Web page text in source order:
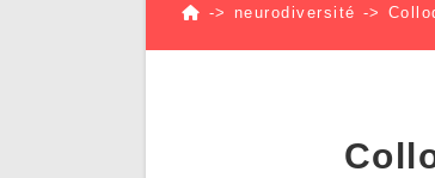
-> neurodiversité ->